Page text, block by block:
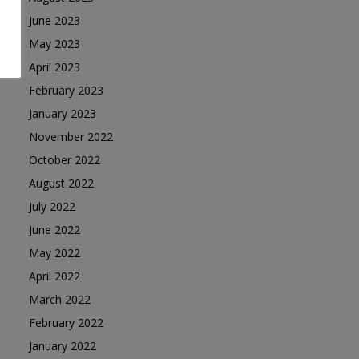
June 2023
May 2023
April 2023
February 2023
January 2023
November 2022
October 2022
August 2022
July 2022
June 2022
May 2022
April 2022
March 2022
February 2022
January 2022